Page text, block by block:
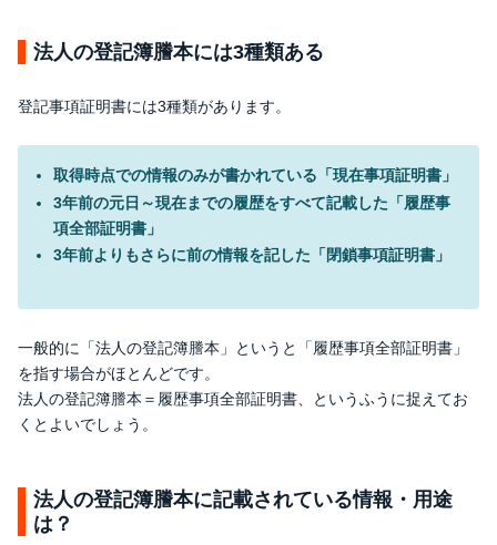
法人の登記簿謄本には3種類ある
登記事項証明書には3種類があります。
取得時点での情報のみが書かれている「現在事項証明書」
3年前の元日～現在までの履歴をすべて記載した「履歴事
項全部証明書」
3年前よりもさらに前の情報を記した「閉鎖事項証明書」
一般的に「法人の登記簿謄本」というと「履歴事項全部証明書」
を指す場合がほとんどです。
法人の登記簿謄本＝履歴事項全部証明書、というふうに捉えてお
くとよいでしょう。
法人の登記簿謄本に記載されている情報・用途
は？